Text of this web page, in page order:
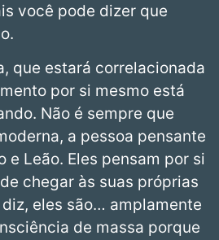
você pode dizer que
que estará correlacionada
por si mesmo está
Não é sempre que
a pessoa pensante
e Leão. Eles pensam por si
chegar às suas próprias
eles são… amplamente
de massa porque